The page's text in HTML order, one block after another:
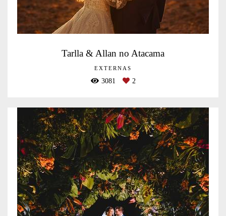
Tarlla & Allan no Atacama
EXTERNAS
3081 2